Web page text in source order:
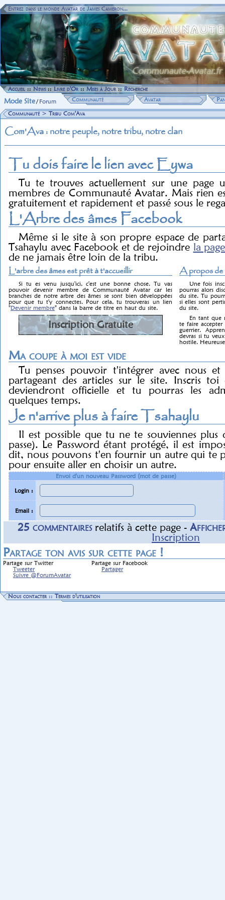
Entrez dans le monde Avatar de James Cameron...
Accueil::News::Livre d'Or::Mises à Jour::Recherche
Mode Site/ Forum Communauté Avatar
Communauté >Tribu Com'Ava
Com'Ava : notre peuple, notre tribu, notre clan
Tu dois faire le lien avec Eywa
Tu te trouves actuellement sur une page
membres de Communauté Avatar. Mais rien
gratuitement et rapidement et passé sous le
L'Arbre des âmes Facebook
Même si le site à son propre espace de
Tsahaylu avec Facebook et de rejoindre la
de ne jamais être loin de la tribu.
A propos de
Une fois
pourras alors
du site. Tu
si elles sont
du site.
En tant que
te faire
guerrier.
devras si tu
hostile.
L'arbre des âmes est prêt à t'accueillir
Si tu es venu jusqu'ici, c'est une bonne chose. Tu vas
pouvoir devenir membre de Communauté Avatar car les
branches de notre arbre des âmes se sont bien développées
pour que tu t'y connectes. Pour cela, tu trouveras un lien
"Devenir membre" dans la barre de titre en haut du site.
Inscription Gratuite
Ma coupe à moi est vide
Tu penses pouvoir t'intégrer avec nous
partageant des articles sur le site. Inscris
deviendront officielle et tu pourras les
quelques temps.
Je n'arrive plus à faire Tsahaylu
Il est possible que tu ne te souviennes
passe). Le Password étant protégé, il est
dit, nous pouvons t'en fournir un autre qui te
pour ensuite aller en choisir un autre.
Envoi d'un nouveau Password (mot de passe)
Login :
Email :
25 commentairesrelatifsà cette page -
Inscription
Partage ton avis sur cette page !
Partage sur Twitter
Partage sur Facebook
Tweeter
Suivre @ForumAvatar
Partager
Nous contacter::Termes d'utilisation